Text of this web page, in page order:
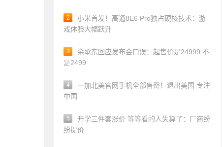
2
小米首发！高通8E6 Pro独占硬核技术：游
戏体验大幅跃升
3
余承东回应发布会口误：起售价是24999 不
是2499
4
一加北美官网手机全部售罄！退出美国 专注
中国
5
开学三件套涨价 等等看的人失算了：厂商纷
纷提价